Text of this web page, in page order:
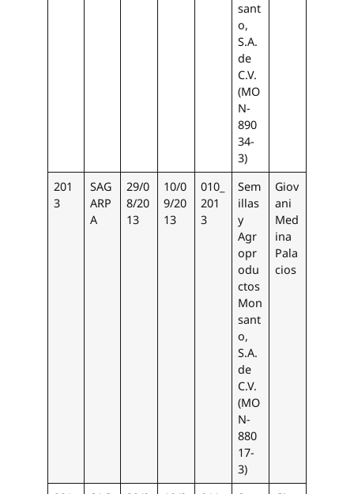
sant
o,
S.A.
de
C.V.
(MO
N-
890
34-
3)
201
3
SAG
ARP
A
29/0
8/20
13
10/0
9/20
13
010_
201
3
Sem
illas
y
Agr
opr
odu
ctos
Mon
sant
o,
S.A.
de
C.V.
(MO
N-
880
17-
3)
Giov
ani
Med
ina
Pala
cios